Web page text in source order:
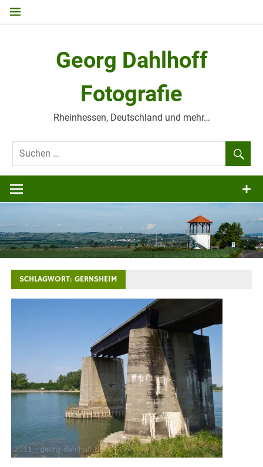
Zum
Georg Dahlhoff
Fotografie
Rheinhessen, Deutschland und mehr…
SCHLAGWORT:GERNSHEIM